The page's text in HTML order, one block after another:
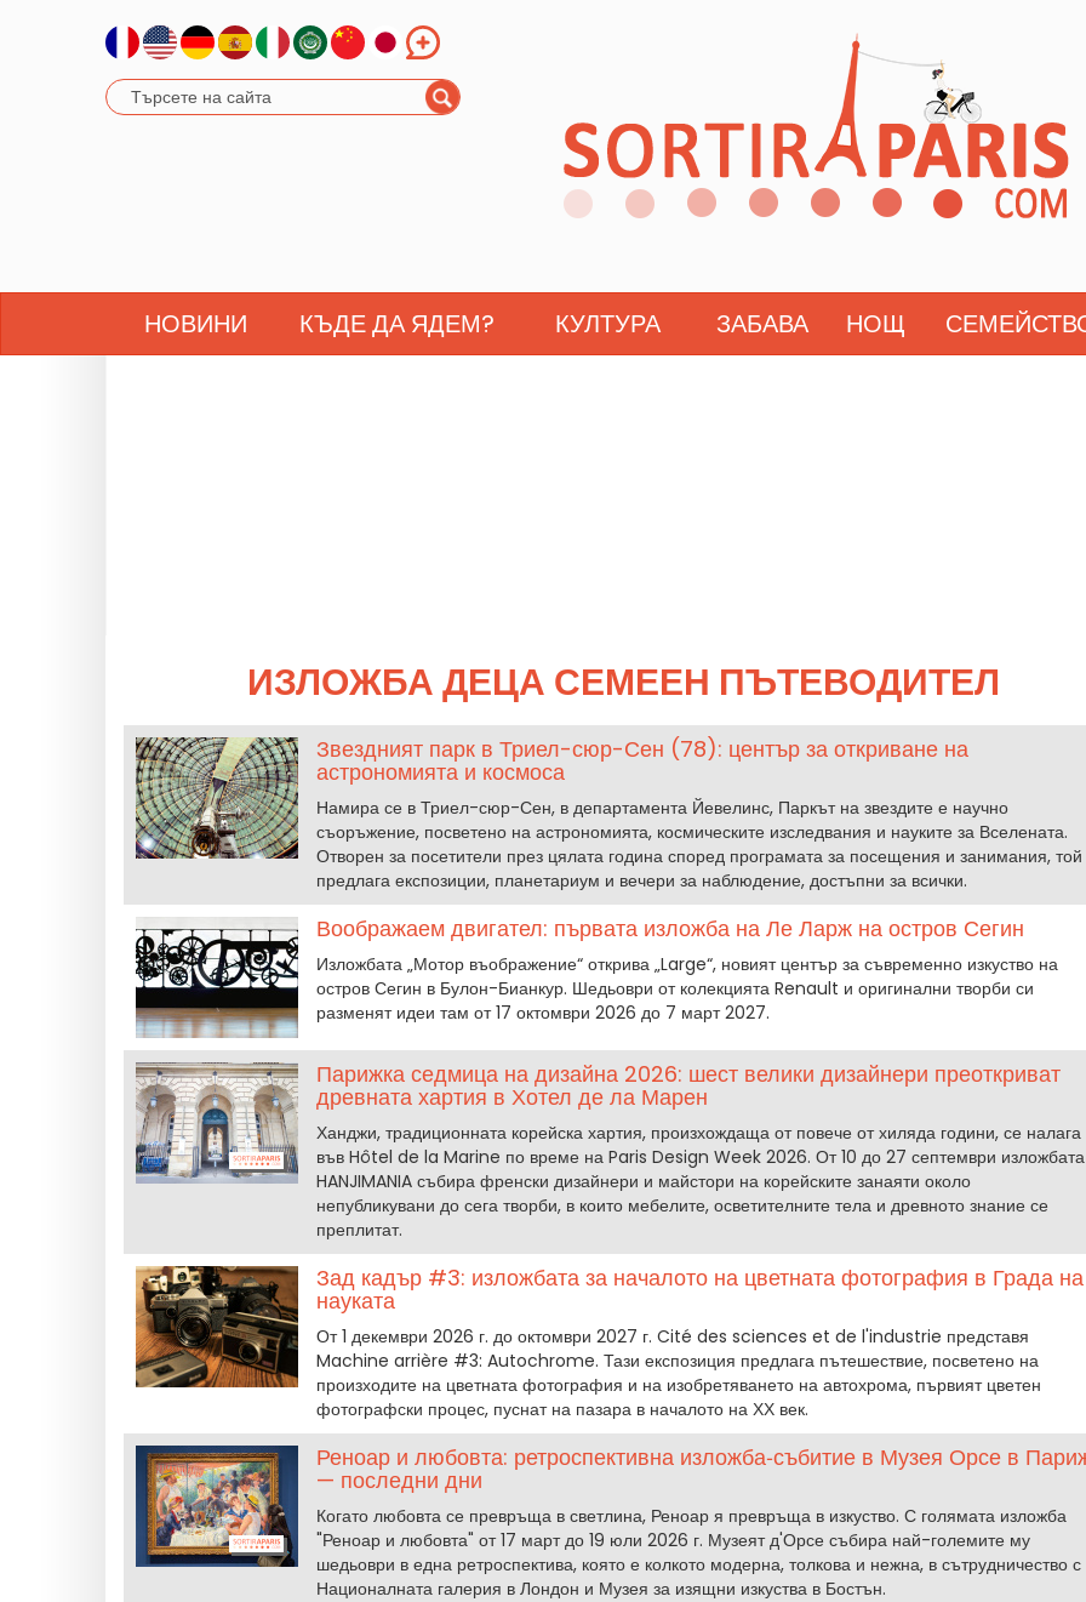
НОВИНИ КЪДЕ ДА ЯДЕМ? КУЛТУРА ЗАБАВА НОЩ
ИЗЛОЖБА ДЕЦА СЕМЕЕН ПЪТЕВОДИТЕЛ
Звездният парк в Триел-сюр-Сен (78): център за откриване на
астрономията и космоса
Намира се в Триел-сюр-Сен, в департамента Йевелинс, Паркът на звездите е научно
съоръжение, посветено на астрономията, космическите изследвания и науките за Вселената.
Отворен за посетители през цялата година според програмата за посещения и занимания, той
предлага експозиции, планетариум и вечери за наблюдение, достъпни за всички.
Воображаем двигател: първата изложба на Ле Ларж на остров Сегин
Изложбата „Мотор въображение“ открива „Large“, новият център за съвременно изкуство на
остров Сегин в Булон-Бианкур. Шедьоври от колекцията Renault и оригинални творби си
разменят идеи там от 17 октомври 2026 до 7 март 2027.
Парижка седмица на дизайна 2026: шест велики дизайнери преоткриват
древната хартия в Хотел де ла Марен
Ханджи, традиционната корейска хартия, произхождаща от повече от хиляда години, се налага
във Hôtel de la Marine по време на Paris Design Week 2026. От 10 до 27 септември изложбата
HANJIMANIA събира френски дизайнери и майстори на корейските занаяти около
непубликувани до сега творби, в които мебелите, осветителните тела и древното знание се
преплитат.
Зад кадър #3: изложбата за началото на цветната фотография в Града на
науката
От 1 декември 2026 г. до октомври 2027 г. Cité des sciences et de l'industrie представя
Machine arrière #3: Autochrome. Тази експозиция предлага пътешествие, посветено на
произходите на цветната фотография и на изобретяването на автохрома, първият цветен
фотографски процес, пуснат на пазара в началото на ХХ век.
Реноар и любовта: ретроспективна изложба‑събитие в Музея Орсе в
— последни дни
Когато любовта се превръща в светлина, Реноар я превръща в изкуство. С голямата изложба
"Реноар и любовта" от 17 март до 19 юли 2026 г. Музеят д'Орсе събира най-големите му
шедьоври в една ретроспектива, която е колкото модерна, толкова и нежна, в сътрудничество с
Националната галерия в Лондон и Музея за изящни изкуства в Бостън.